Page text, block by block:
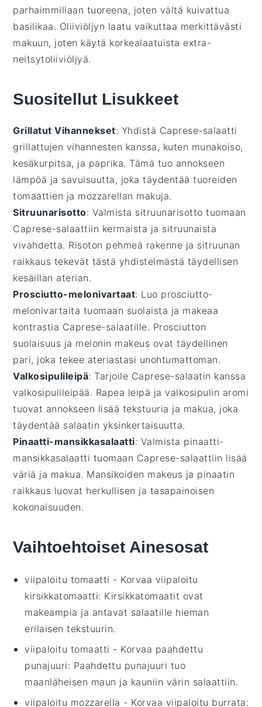
parhaimmillaan tuoreena, joten vältä kuivattua
basilikaa. Oliiviöljyn laatu vaikuttaa merkittävästi
makuun, joten käytä korkealaatuista extra-
neitsytoliiviöljyä.
Suositellut Lisukkeet
Grillatut Vihannekset: Yhdistä Caprese-salaatti
grillattujen vihannesten kanssa, kuten munakoiso,
kesäkurpitsa, ja paprika. Tämä tuo annokseen
lämpöä ja savuisuutta, joka täydentäätuoreiden
tomaattien ja mozzarellan makuja.
Sitruunarisotto: Valmista sitruunarisotto tuomaan
Caprese-salaattiin kermaista ja sitruunaista
vivahdetta. Risoton pehmeä rakenne ja sitruunan
raikkaus tekevät tästä yhdistelmästä täydellisen
kesäillan aterian.
Prosciutto-melonivartaat: Luo prosciutto-
melonivartaita tuomaan suolaista ja makeaa
kontrastia Caprese-salaatille. Prosciutton
suolaisuus ja melonin makeus ovat täydellinen
pari, joka tekee ateriastasi unohtumattoman.
Valkosipulileipä: Tarjoile Caprese-salaatin kanssa
valkosipulileipää. Rapea leipä javalkosipulin aromi
tuovat annokseen lisää tekstuuria ja makua, joka
täydentää salaatin yksinkertaisuutta.
Pinaatti-mansikkasalaatti: Valmista pinaatti-
mansikkasalaatti tuomaan Caprese-salaattiin lisää
väriä ja makua. Mansikoiden makeus ja pinaatin
raikkaus luovat herkullisen ja tasapainoisen
kokonaisuuden.
Vaihtoehtoiset Ainesosat
viipaloitu tomaatti - Korvaa viipaloitu
kirsikkatomaatti: Kirsikkatomaatit ovat
makeampia ja antavat salaatille hieman
erilaisen tekstuurin.
viipaloitu tomaatti - Korvaa paahdettu
punajuuri: Paahdettu punajuuri tuo
maanläheisen maun ja kauniin värin salaattiin.
viipaloitu mozzarella - Korvaa viipaloitu burrata: